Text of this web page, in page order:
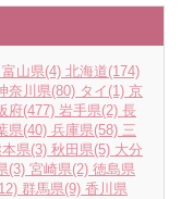
富山県(4) 北海道(174)
奈川県(80) タイ (1) 京
府(477) 岩手県(2) 長
県(40) 兵庫県(58) 三
本県(3) 秋田県(5) 大分
(3) 宮崎県(2) 徳島県
群馬県(9) 香川県